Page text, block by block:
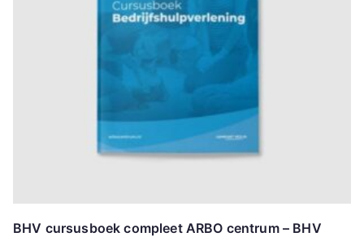
BHV cursusboek compleet ARBO centrum – BHV